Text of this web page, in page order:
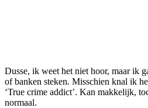
Dusse, ik weet het niet hoor, maar ik
of banken steken. Misschien knal ik
‘True crime addict’. Kan makkelijk,
normaal.